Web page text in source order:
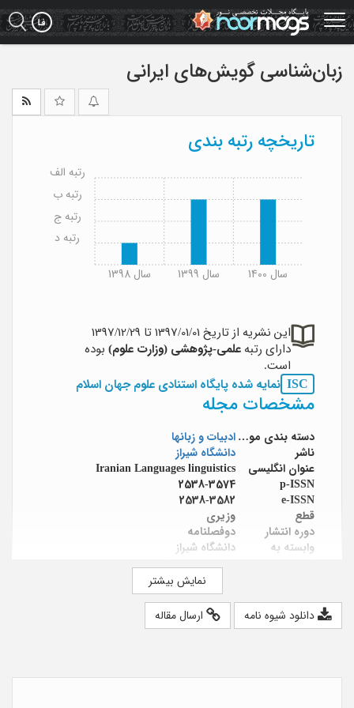
Skip
to
main
زبان‌شناسی گویش‌های ایرانی
تاریخچه رتبه بندی
سال 1398 سال 1399 سال 1400
رتبه د
رتبه ج
رتبه ب
رتبه الف
این نشریه از تاریخ 1397/01/01 تا 1397/12/29
دارای رتبه علمی-پژوهشی (وزارت علوم) بوده
است.
ISC نمایه شده پایگاه استنادی علوم جهان اسلام
مشخصات مجله
دسته بندی موضوعیادبیات و زبانها
ناشر
دانشگاه شیراز
عنوان انگلیسی
Iranian Languages linguistics
p-ISSN
2538-3574
e-ISSN
2538-3582
قطع
وزیری
دوره انتشار
دوفصلنامه
وابسته به
دانشگاه شیراز
دانشگاه شیراز
جلال رحیمیان
هیئت تحریریه
عباس‌علی آهنگر؛ فرخ حاجیانی؛ علیرضا
خرمایی؛ محمود جعفری دهقی؛ مهین ناز
نمایش بیشتر
دانلود شیوه نامه ارسال مقاله